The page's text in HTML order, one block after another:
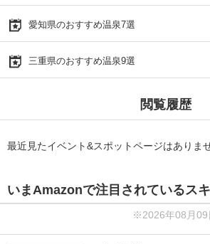
愛知県のおすすめ温泉7選
三重県のおすすめ温泉9選
閲覧履歴
最近見たイベント&スポットページはありませ
いまAmazonで注目されているス
※2026年08月09